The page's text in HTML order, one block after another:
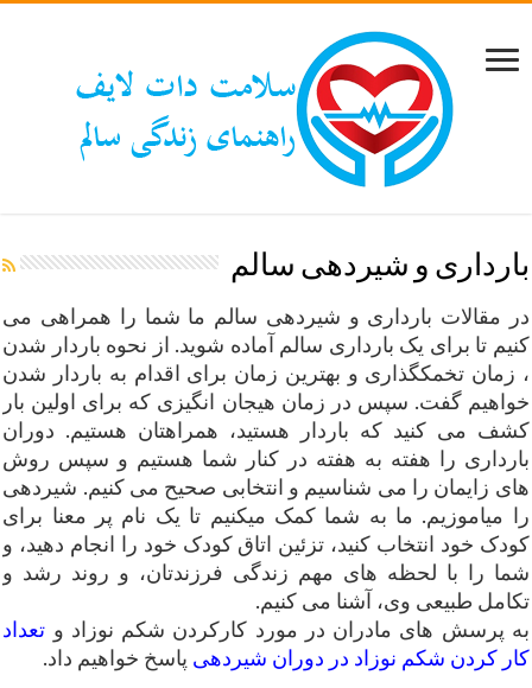
بارداری و شیردهی سالم
در مقالات بارداری و شیردهی سالم ما شما را همراهی می
کنیم تا برای یک بارداری سالم آماده شوید. از نحوه باردار شدن
، زمان تخمکگذاری و بهترین زمان برای اقدام به باردار شدن
خواهیم گفت. سپس در زمان هیجان انگیزی که برای اولین بار
کشف می کنید که باردار هستید، همراهتان هستیم. دوران
بارداری را هفته به هفته در کنار شما هستیم و سپس روش
های زایمان را می شناسیم و انتخابی صحیح می کنیم. شیردهی
را میاموزیم. ما به شما کمک میکنیم تا یک نام پر معنا برای
کودک خود انتخاب کنید، تزئین اتاق کودک خود را انجام دهید، و
شما را با لحظه های مهم زندگی فرزندتان، و روند رشد و
تکامل طبیعی وی، آشنا می کنیم.
به پرسش های مادران در مورد کارکردن شکم نوزاد و تعداد
کار کردن شکم نوزاد در دوران شیردهی پاسخ خواهیم داد.